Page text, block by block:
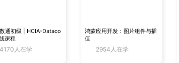
系，预约考试。
名，考试必须由授权培训机构统一报名。
通初级 | HCIA-Dataco
课程
4170人在学
鸿蒙应用开发：图片组件与插
值
2954人在学